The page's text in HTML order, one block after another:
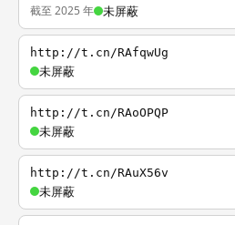
截至 2025 年 未屏蔽
http://t.cn/RAfqwUg
未屏蔽
http://t.cn/RAoOPQP
未屏蔽
http://t.cn/RAuX56v
未屏蔽